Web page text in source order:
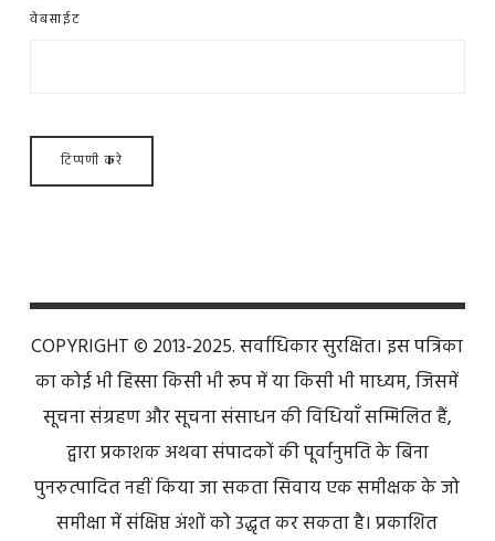
वेबसाईट
COPYRIGHT © 2013-2025. सर्वाधिकार सुरक्षित। इस पत्रिका
का कोई भी हिस्सा किसी भी रूप में या किसी भी माध्यम, जिसमें
सूचना संग्रहण और सूचना संसाधन की विधियाँ सम्मिलित हैं,
द्वारा प्रकाशक अथवा संपादकों की पूर्वानुमति के बिना
पुनरुत्पादित नहीं किया जा सकता सिवाय एक समीक्षक के जो
समीक्षा में संक्षिप्त अंशों को उद्धृत कर सकता है। प्रकाशित